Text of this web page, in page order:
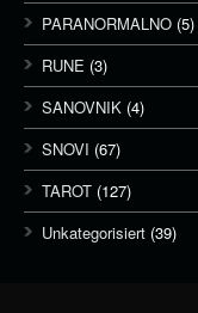
PARANORMALNO (5)
RUNE (3)
SANOVNIK (4)
SNOVI (67)
TAROT (127)
Unkategorisiert (39)